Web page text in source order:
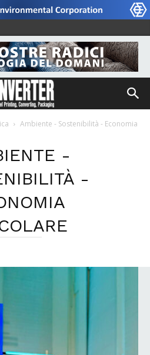
Ambiente - Sostenibilità - Economia
-
-